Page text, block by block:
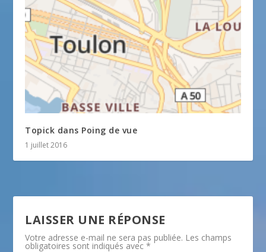
Topick dans Poing de vue
1 juillet 2016
LAISSER UNE RÉPONSE
Votre adresse e-mail ne sera pas publiée. Les champs
obligatoires sont indiqués avec*